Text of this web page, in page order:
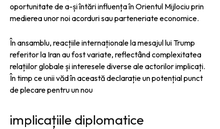
oportunitate de a-și întări influența în Orientul Mijlociu prin
medierea unor noi acorduri sau parteneriate economice.
În ansamblu, reacțiile internaționale la mesajul lui Trump
referitor la Iran au fost variate, reflectând complexitatea
relațiilor globale și interesele diverse ale actorilor implicați.
În timp ce unii văd în această declarație un potențial punct
de plecare pentru un nou
implicațiile diplomatice